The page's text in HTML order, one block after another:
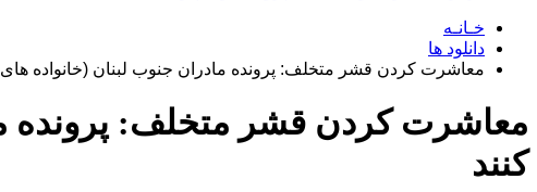
خـانـه
دانلود ها
معاشرت كردن قشر متخلف: پرونده مادران جنوب لبنان (خانواده های SLA) كه در اسرائیل زندگی می كنند
کنند